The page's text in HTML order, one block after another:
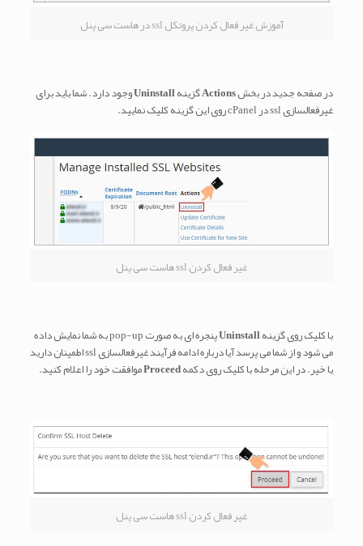
آموزش غیر فعال کردن پروتکل ssl در هاست سی پنل
در صفحه جدید در بخشActionsگزینهUninstallوجود دارد. شما باید برای
غیرفعالسازی ssl در cPanel روی این گزینه کلیک نمایید.
غیر فعال کردن ssl هاست سی پنل
با کلیک روی گزینهUninstall
پنجره ای به صورت pop-up به شما نمایش داده
می شود و از شما می پرسد آیا درباره ادامه فرآیند غیرفعالسازی ssl اطمینان دارید
یا خیر. در این مرحله با کلیک روی دکمهProceedموافقت خود را اعلام کنید.
غیر فعال کردن ssl هاست سی پنل